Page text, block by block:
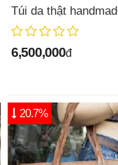
Túi da thật
6,500,000đ
20.7%